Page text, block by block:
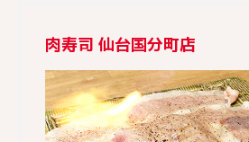
肉寿司 仙台国分町店